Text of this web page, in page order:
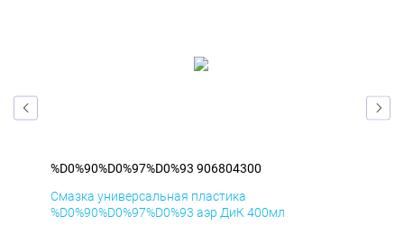
%D0%90%D0%97%D0%93 906804300
Смазка универсальная пластика
%D0%90%D0%97%D0%93 аэр ДиК 400мл